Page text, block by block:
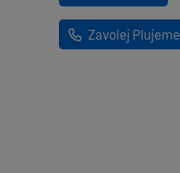
Zavolej Plujeme